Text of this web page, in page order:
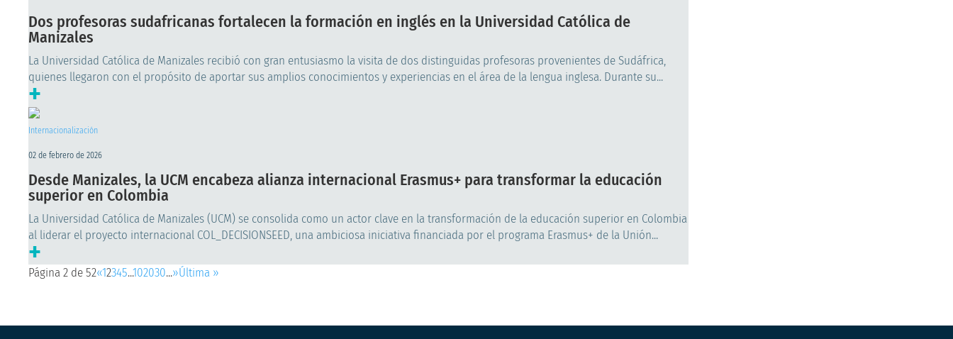
Dos profesoras sudafricanas fortalecen la formación en inglés en la Universidad Católica de
Manizales
La Universidad Católica de Manizales recibió con gran entusiasmo la visita de dos distinguidas profesoras provenientes de Sudáfrica,
quienes llegaron con el propósito de aportar sus amplios conocimientos y experiencias en el área de la lengua inglesa. Durante su...
+
Internacionalización
02 de febrero de 2026
Desde Manizales, la UCM encabeza alianza internacional Erasmus+ para transformar la educación
superior en Colombia
La Universidad Católica de Manizales (UCM) se consolida como un actor clave en la transformación de la educación superior en Colombia
al liderar el proyecto internacional COL_DECISIONSEED, una ambiciosa iniciativa financiada por el programa Erasmus+ de la Unión...
+
Página 2 de 52«12345...102030...»Última »